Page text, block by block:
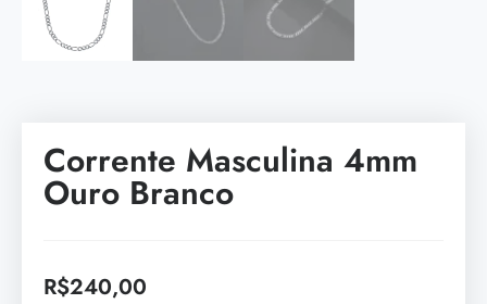
Corrente Masculina 4mm
Ouro Branco
R$240,00